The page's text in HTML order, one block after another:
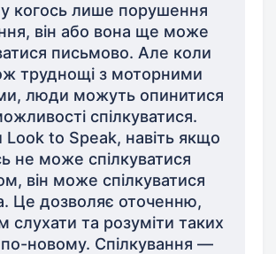
когось лише порушення
він або вона ще може
письмово. Але коли
труднощі з моторними
люди можуть опинитися
спілкуватися.
Look to Speak, навіть якщо
не може спілкуватися
він може спілкуватися
Це дозволяє оточенню,
слухати та розуміти таких
новому. Спілкування —